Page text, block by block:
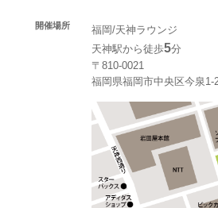
開催場所
福岡/天神ラウンジ
天神駅から徒歩5分
〒810-0021
福岡県福岡市中央区今泉